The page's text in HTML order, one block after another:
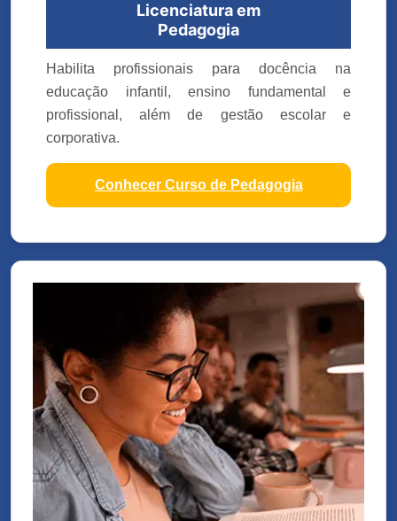
Licenciatura em
Pedagogia
Habilita profissionais para docência na
educação infantil, ensino fundamental e
profissional, além de gestão escolar e
corporativa.
Conhecer Curso de Pedagogia